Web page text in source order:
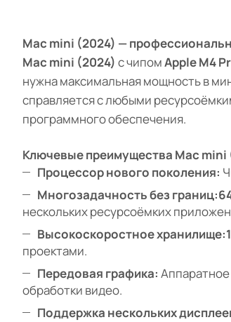
Mac mini (2024) —
Mac mini (2024) с чипомApple M4
нужна максимальная мощность в
справляется с любыми
программного обеспечения.
Ключевые преимущества Mac mini
Процессор нового поколения:
Многозадачность без границ:
нескольких ресурсоёмких
Высокоскоростное хранилище:
проектами.
Передовая графика:
обработки видео.
Поддержка нескольких